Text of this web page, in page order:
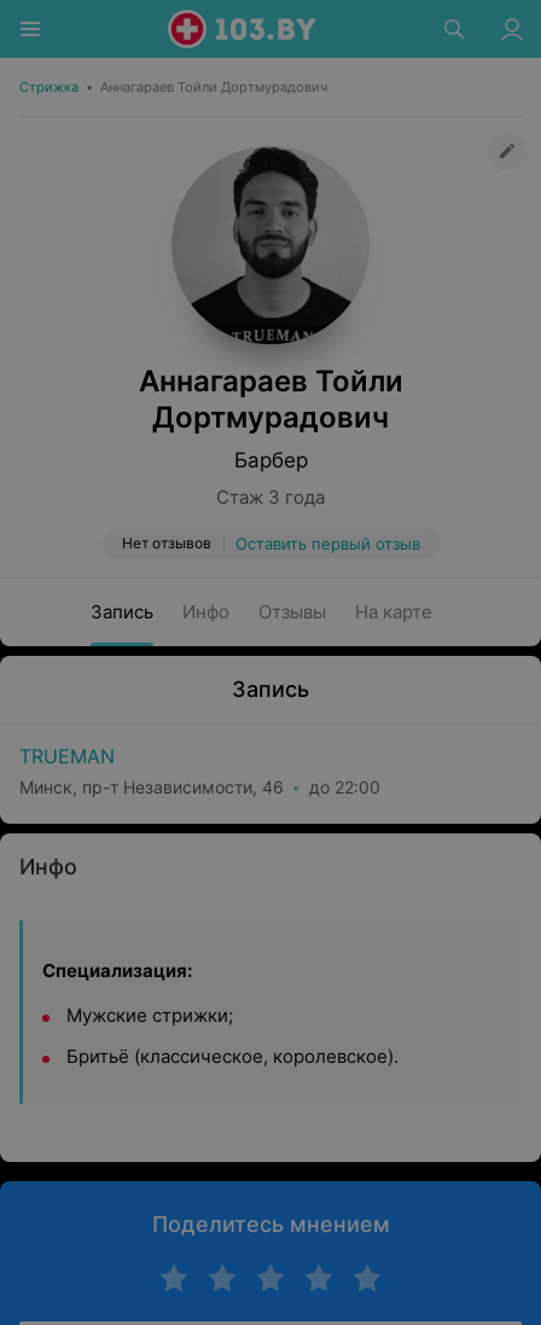
Стрижка • Аннагараев Тойли Дортмурадович
Аннагараев Тойли
Дортмурадович
Барбер
Стаж 3 года
Нет отзывов Оставить первый отзыв
Запись Инфо Отзывы На карте
Запись
TRUEMAN
Минск, пр-т Независимости, 46 до 22:00
Инфо
Специализация:
Мужские стрижки;
Бритьё (классическое, королевское).
Поделитесь мнением